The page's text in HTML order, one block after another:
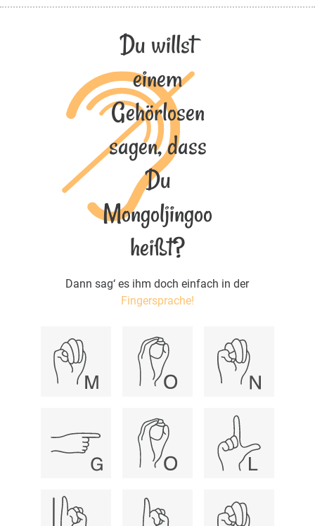
Du willst
einem
Gehörlosen
sagen, dass
Du
Mongoljingoo
heißt?
Dann sag‘ es ihm doch einfach in der
Fingersprache!